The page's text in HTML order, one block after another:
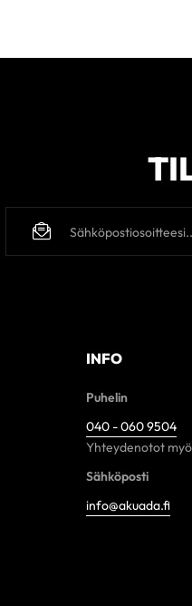
INFO
Puhelin
040 - 060 9504
Yhteydenotot
Sähköposti
info@akuada.fi